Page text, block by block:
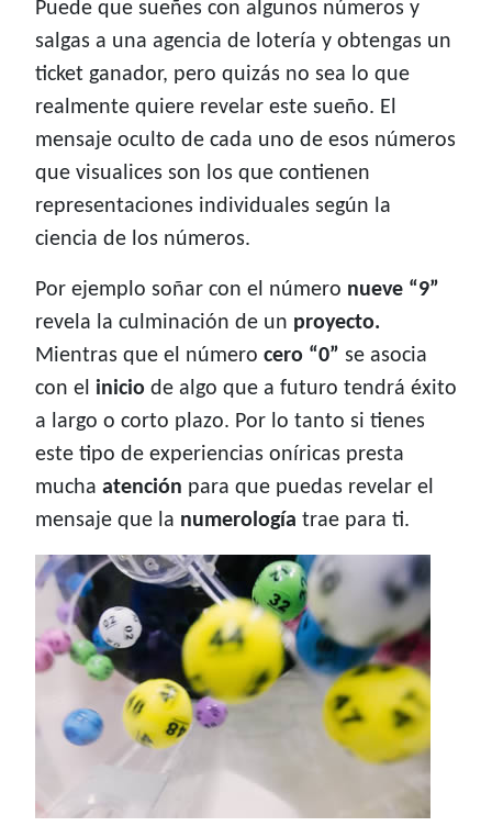
Puede que sueñes con algunos números y
salgas a una agencia de lotería y obtengas un
ticket ganador, pero quizás no sea lo que
realmente quiere revelar este sueño. El
mensaje oculto de cada uno de esos números
que visualices son los que contienen
representaciones individuales según la
ciencia de los números.
Por ejemplo soñar con el número nueve “9”
revela la culminación de un proyecto.
Mientras que el número cero “0” se asocia
con el inicio de algo que a futuro tendrá éxito
a largo o corto plazo. Por lo tanto si tienes
este tipo de experiencias oníricas presta
mucha atención para que puedas revelar el
mensaje que la numerología trae para ti.